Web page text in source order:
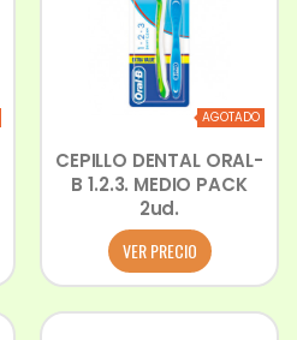
AGOTADO
CEPILLO DENTAL ORAL-
B 1.2.3. MEDIO PACK
2ud.
VER PRECIO